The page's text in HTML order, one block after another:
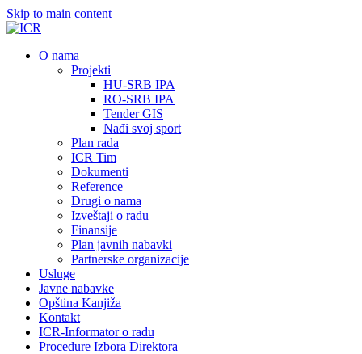
Skip to main content
О nama
Projekti
HU-SRB IPA
RO-SRB IPA
Tender GIS
Nađi svoj sport
Plan rada
ICR Tim
Dokumenti
Reference
Drugi o nama
Izveštaji o radu
Finansije
Plan javnih nabavki
Partnerske organizacije
Usluge
Javne nabavke
Opština Kanjiža
Kontakt
ICR-Informator o radu
Procedure Izbora Direktora